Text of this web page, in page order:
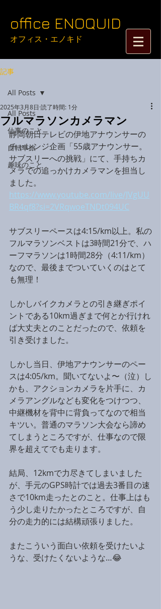
​​​​​​​​​​​​​​​​​​​office ENOQUID
オフィス・エノキド​​
記事
All Posts
仕事のこと
自転車旅
趣味のこと
All Posts
フルマラソンカメラマン
2025年3月8日 読了時間: 1分
静岡朝日テレビの伊地アナウンサーの
チャレンジ企画「55歳アナウンサー。
サブスリーへの挑戦」にて、手持ちカ
メラでの追っかけカメラマンを担当し
ました。
https://www.youtube.com/live/JVgUU
BR4qf8?si=2VRqwoeTNDt094UC
サブスリーペースは4:15/km以上。私の
フルマラソンベストは3時間21分で、ハ
ーフマラソンは1時間28分（4:11/km）
なので、最後までついていくのはとて
も無理！
しかしバイクカメラとの引き継ぎポイ
ントである10km過ぎまで何とか行けれ
ば大丈夫とのことだったので、依頼を
引き受けました。
しかし当日、伊地アナウンサーのペー
スは4:05/km。聞いてないよ〜（泣）し
かも、アクションカメラを片手に、カ
メラアングルなども変化をつけつつ、
中継機材を背中に背負ってなので相当
キツい。普通のマラソン大会なら諦め
てしまうところですが、仕事なので限
界を超えてでも走ります。
結局、12kmで力尽きてしまいました
が、手元のGPS時計では過去3番目の速
さで10km走ったとのこと。仕事上はも
う少し走りたかったところですが、自
分の走力的には結構頑張りました。
またこういう面白い依頼を受けたいよ
うな、受けたくないような…😂